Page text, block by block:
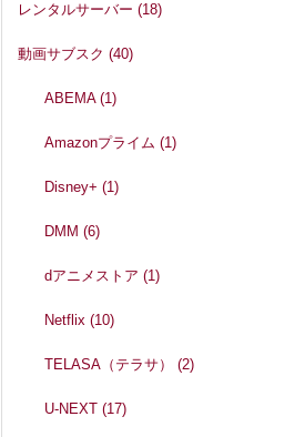
レンタルサーバー (18)
動画サブスク (40)
ABEMA(1)
Amazonプライム(1)
Disney+(1)
DMM(6)
dアニメストア(1)
Netflix(10)
TELASA（テラサ）(2)
U-NEXT(17)